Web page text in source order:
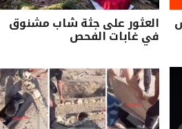
العثور على جثة شاب مشنوق
في غابات الفحص